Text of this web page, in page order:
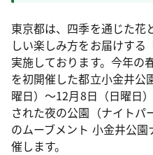
東京都は、四季を通じた花
しい楽しみ方をお届けする
実施しております。今年の
を初開催した都立小金井公
曜日）～12月8日（日曜日
された夜の公園（ナイトパ
のムーブメント 小金井公
催します。